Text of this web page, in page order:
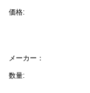
価格:
メーカー：
数量: